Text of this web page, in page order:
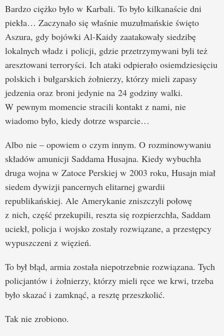
Bardzo ciężko było w Karbali. To było kilkanaście dni
piekła… Zaczynało się właśnie muzułmańskie święto
Aszura, gdy bojówki Al-Kaidy zaatakowały siedzibę
lokalnych władz i policji, gdzie przetrzymywani byli też
aresztowani terroryści. Ich ataki odpierało osiemdziesięciu
polskich i bułgarskich żołnierzy, którzy mieli zapasy
jedzenia oraz broni jedynie na 24 godziny walki.
W pewnym momencie stracili kontakt z nami, nie
wiadomo było, kiedy dotrze wsparcie…
Albo nie – opowiem o czym innym. O rozminowywaniu
składów amunicji Saddama Husajna. Kiedy wybuchła
druga wojna w Zatoce Perskiej w 2003 roku, Husajn miał
siedem dywizji pancernych elitarnej gwardii
republikańskiej. Ale Amerykanie zniszczyli połowę
z nich, część przekupili, reszta się rozpierzchła, Saddam
uciekł, policja i wojsko zostały rozwiązane, a przestępcy
wypuszczeni z więzień.
To był błąd, armia została niepotrzebnie rozwiązana. Tych
policjantów i żołnierzy, którzy mieli ręce we krwi, trzeba
było skazać i zamknąć, a resztę przeszkolić.
Tak nie zrobiono.